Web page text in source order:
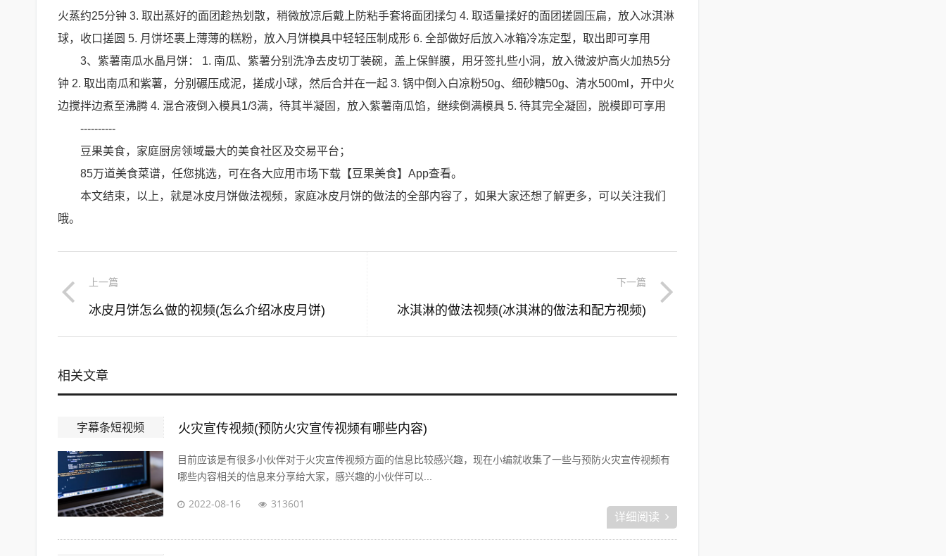
火蒸约25分钟 3. 取出蒸好的面团趁热划散，稍微放凉后戴上防粘手套将面团揉匀 4. 取适量揉好的面团搓圆压扁，放入冰淇淋
球，收口搓圆 5. 月饼坯裹上薄薄的糕粉，放入月饼模具中轻轻压制成形 6. 全部做好后放入冰箱冷冻定型，取出即可享用
3、紫薯南瓜水晶月饼： 1. 南瓜、紫薯分别洗净去皮切丁装碗，盖上保鲜膜，用牙签扎些小洞，放入微波炉高火加热5分
钟 2. 取出南瓜和紫薯，分别碾压成泥，搓成小球，然后合并在一起 3. 锅中倒入白凉粉50g、细砂糖50g、清水500ml，开中火
边搅拌边煮至沸腾 4. 混合液倒入模具1/3满，待其半凝固，放入紫薯南瓜馅，继续倒满模具 5. 待其完全凝固，脱模即可享用
----------
豆果美食，家庭厨房领域最大的美食社区及交易平台；
85万道美食菜谱，任您挑选，可在各大应用市场下载【豆果美食】App查看。
本文结束，以上，就是冰皮月饼做法视频，家庭冰皮月饼的做法的全部内容了，如果大家还想了解更多，可以关注我们
哦。
上一篇
冰皮月饼怎么做的视频(怎么介绍冰皮月饼)
下一篇
冰淇淋的做法视频(冰淇淋的做法和配方视频)
相关文章
字幕条短视频 火灾宣传视频(预防火灾宣传视频有哪些内容)
目前应该是有很多小伙伴对于火灾宣传视频方面的信息比较感兴趣，现在小编就收集了一些与预防火灾宣传视频有
哪些内容相关的信息来分享给大家，感兴趣的小伙伴可以...
2022-08-16 313601
详细阅读